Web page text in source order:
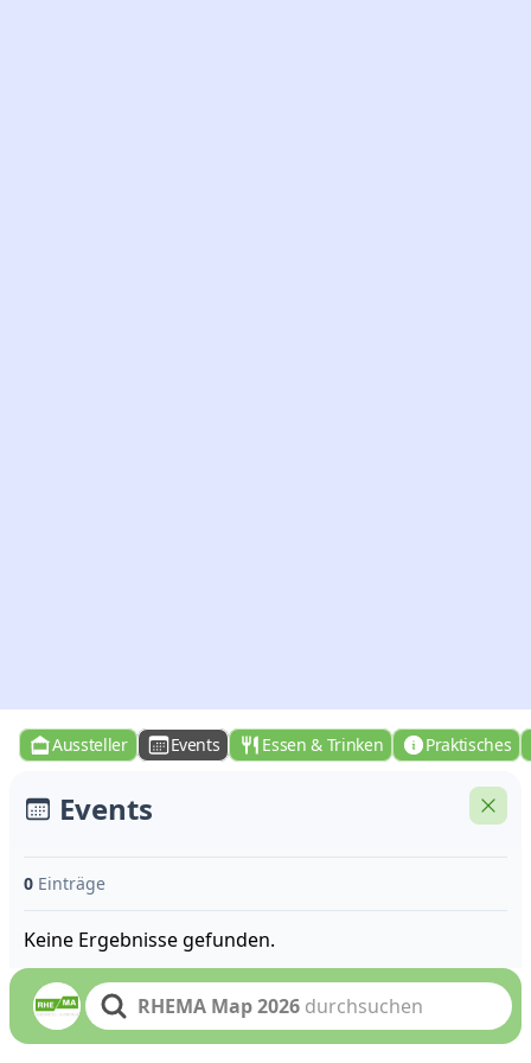
Aussteller Events Essen & Trinken Praktisches
Search textRHEMA Map 2026 durchsuchen
Events
0 Einträge
Keine Ergebnisse gefunden.